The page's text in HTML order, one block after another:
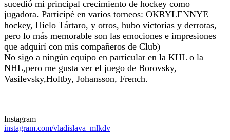
sucedió mi principal crecimiento de hockey como
jugadora. Participé en varios torneos: OKRYLENNYE
hockey, Hielo Tártaro, y otros, hubo victorias y derrotas,
pero lo más memorable son las emociones e impresiones
que adquirí con mis compañeros de Club)
No sigo a ningún equipo en particular en la KHL o la
NHL,pero me gusta ver el juego de Borovsky,
Vasilevsky,Holtby, Johansson, French.
Instagram
instagram.com/vladislava_mlkdv